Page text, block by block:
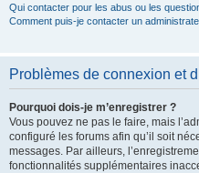
Qui contacter pour les abus ou les
Comment puis-je contacter un
Problèmes de connexion et
Pourquoi dois-je m’enregistrer ?
Vous pouvez ne pas le faire, mais
configuré les forums afin qu’il soit
messages. Par ailleurs,
fonctionnalités supplémentaires